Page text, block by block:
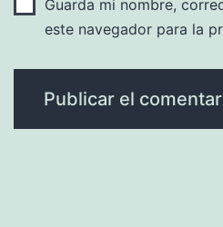
Guarda mi nombre,
este navegador para la